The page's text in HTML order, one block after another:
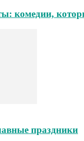
комедии,
праздники